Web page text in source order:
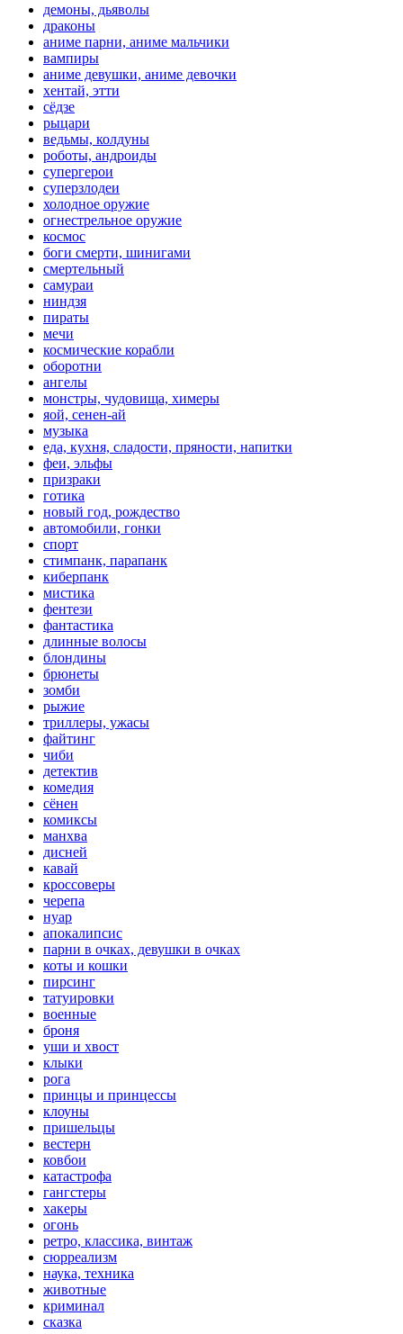
демоны, дьяволы
драконы
аниме парни, аниме мальчики
вампиры
аниме девушки, аниме девочки
хентай, этти
сёдзе
рыцари
ведьмы, колдуны
роботы, андроиды
супергерои
суперзлодеи
холодное оружие
огнестрельное оружие
космос
боги смерти, шинигами
смертельный
самураи
ниндзя
пираты
мечи
космические корабли
оборотни
ангелы
монстры, чудовища, химеры
яой, сенен-ай
музыка
еда, кухня, сладости, пряности, напитки
феи, эльфы
призраки
готика
новый год, рождество
автомобили, гонки
спорт
стимпанк, парапанк
киберпанк
мистика
фентези
фантастика
длинные волосы
блондины
брюнеты
зомби
рыжие
триллеры, ужасы
файтинг
чиби
детектив
комедия
сёнен
комиксы
манхва
дисней
кавай
кроссоверы
черепа
нуар
апокалипсис
парни в очках, девушки в очках
коты и кошки
пирсинг
татуировки
военные
броня
уши и хвост
клыки
рога
принцы и принцессы
клоуны
пришельцы
вестерн
ковбои
катастрофа
гангстеры
хакеры
огонь
ретро, классика, винтаж
сюрреализм
наука, техника
животные
криминал
сказка